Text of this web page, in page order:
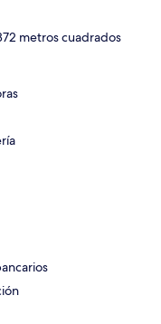
metros cuadrados